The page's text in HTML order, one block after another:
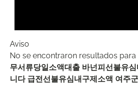
Aviso
No se encontraron resultados para
무서류당일소액대출 바넌피선불유
니다 급전선불유심내구제소액 여주